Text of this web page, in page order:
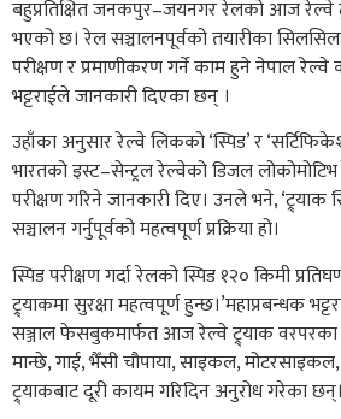
बहुप्रतिक्षित जनकपुर–जयनगर रेलको आज रेल्वे
भएको छ। रेल सञ्चालनपूर्वको तयारीका
परीक्षण र प्रमाणीकरण गर्ने काम हुने नेपाल
भट्टराईले जानकारी दिएका छन् ।
उहाँका अनुसार रेल्वे लिकको ‘स्पिड’ र
भारतको इस्ट–सेन्ट्रल रेल्वेको डिजल लोकोमोटिभ
परीक्षण गरिने जानकारी दिए। उनले भने, ‘ट्र्याक
सञ्चालन गर्नुपूर्वको महत्वपूर्ण प्रक्रिया हो।
स्पिड परीक्षण गर्दा रेलको स्पिड १२० किमी
ट्र्याकमा सुरक्षा महत्वपूर्ण हुन्छ।’महाप्रबन्धक
सञ्जाल फेसबुकमार्फत आज रेल्वे ट्र्याक वरपरका
मान्छे, गाई, भैँसी चौपाया, साइकल,
ट्र्याकबाट दूरी कायम गरिदिन अनुरोध गरेका छन्।